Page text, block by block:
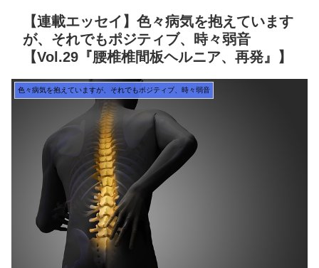
【連載エッセイ】色々病気を抱えています
が、それでもポジティブ、時々弱音
【Vol.29『腰椎椎間板ヘルニア、再発』】
色々病気を抱えていますが、それでもポジティブ、時々弱音